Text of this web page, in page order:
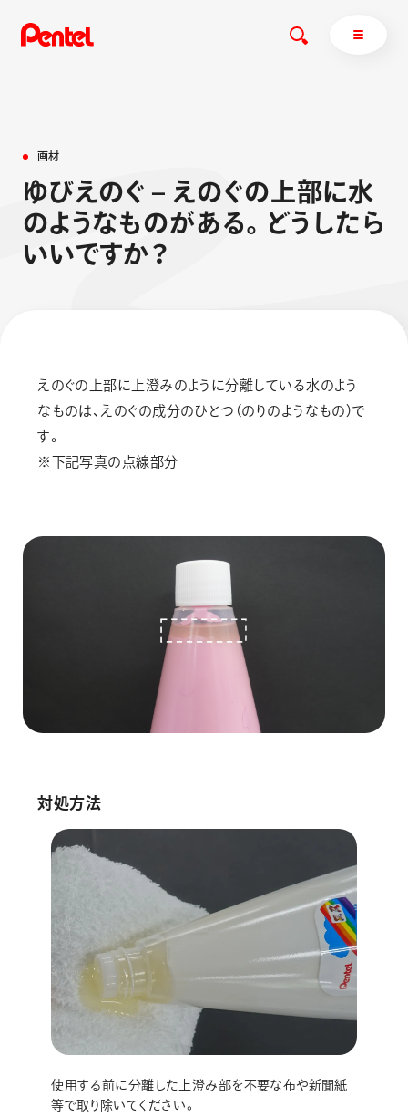
エナージェル
商品を探すトップ
ボールペン
ペン
ブラッシュ（筆）
画材
ぺんてるについて
運営会社
画材
ゆびえ のぐ – え のぐの 上部に水
のようなものがある。 どう した ら
いいですか？
えのぐの上部に上澄みのように分離している水のよう
なものは、えのぐの成分のひとつ（のりのようなもの）で
す。
※下記写真の点線部分
対処方法
使用する前に分離した上澄み部を不要な布や新聞紙
等で取り除いてください。